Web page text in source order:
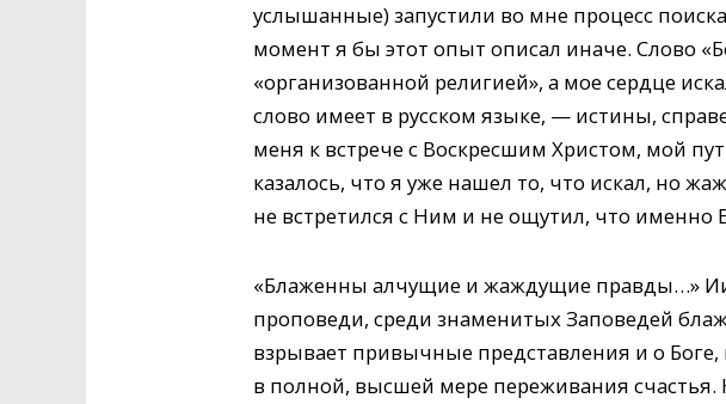
услышанные) запустили во мне процесс
момент я бы этот опыт описал иначе. Слово
«организованной религией», а мое сердце
слово имеет в русском языке, — истины,
меня к встрече с Воскресшим Христом, мой
казалось, что я уже нашел то, что искал, но
не встретился с Ним и не ощутил, что именно
«Блаженны алчущие и жаждущие правды…»
проповеди, среди знаменитых Заповедей
взрывает привычные представления и о
в полной, высшей мере переживания счастья.